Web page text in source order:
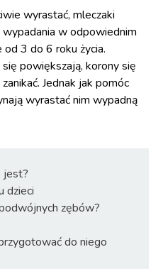
wyrastać, mleczaki
w odpowiednim
3 do 6 roku życia.
powiększają, korony się
Jednak jak pomóc
wyrastać nim wypadną
jest?
dzieci
zębów?
do niego